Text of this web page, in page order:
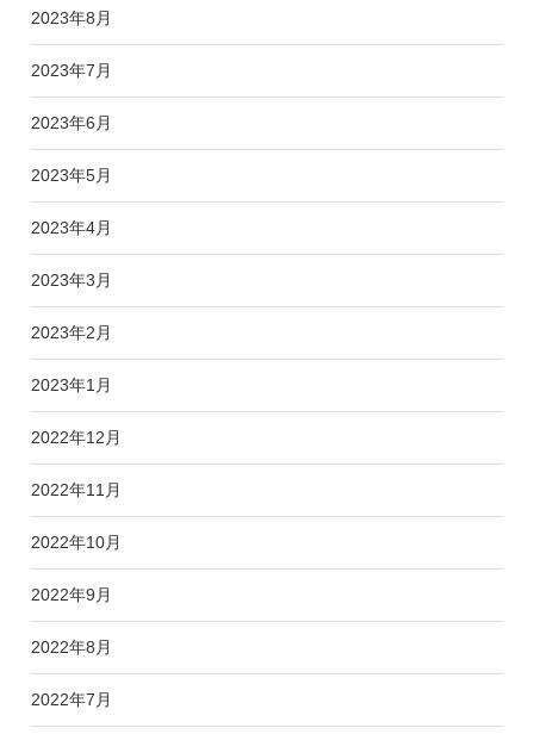
2023年8月
2023年7月
2023年6月
2023年5月
2023年4月
2023年3月
2023年2月
2023年1月
2022年12月
2022年11月
2022年10月
2022年9月
2022年8月
2022年7月